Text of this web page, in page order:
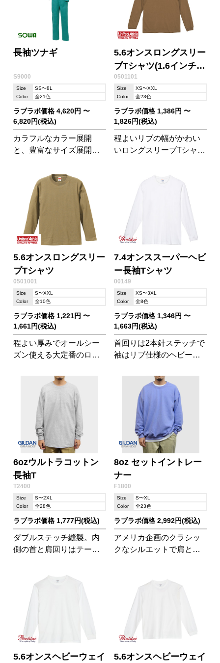
長袖ツナギ
S9000
Size
SS〜8L
Color
全21色
ラブラボ価格 4,620円 〜
6,820円(税込)
カラフルなカラー展開
と、豊富なサイズ展開が
作業着としてだけでな
く、イベントの衣装とし
てや、ライブ参戦時のお
揃いコーデにも◎
5.6オンスロングスリー
ブTシャツ(1.6インチリ
ブ)
0501101
Size
XS〜XXL
Color
全23色
ラブラボ価格 1,386円 〜
1,826円(税込)
程よいリブの幅がかわい
いロングスリーブTシャ
5.6オンスロングスリー
ブTシャツ
0501001
Size
S〜XXL
Color
全10色
ラブラボ価格 1,221円 〜
1,661円(税込)
程よい厚みでオールシー
ズン使える大定番のロン
7.4オンススーパーヘビ
ー長袖Tシャツ
00149
Size
XS〜3XL
Color
全8色
ラブラボ価格 1,346円 〜
1,663円(税込)
首回りは2本針ステッチで
袖はリブ仕様のヘビーウ
6ozウルトラコットン
長袖T
T2400
Size
S〜2XL
Color
全28色
ラブラボ価格 1,777円(税込)
ダブルステッチ縫製。内
側の首と肩回りはテープ
8oz セットイントレー
ナー
F1800
Size
S〜XL
Color
全23色
ラブラボ価格 2,992円(税込)
アメリカ企画のクラシッ
クなシルエットで肩とア
なっています。
5.6オンスヘビーウェイ 5.6オンスヘビーウェイ